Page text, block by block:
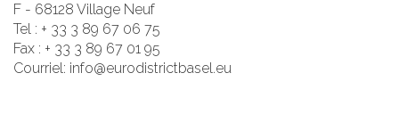
F - 68128 Village Neuf
Tel : + 33 3 89 67 06 75
Fax : + 33 3 89 67 01 95
Courriel: info@eurodistrictbasel.eu